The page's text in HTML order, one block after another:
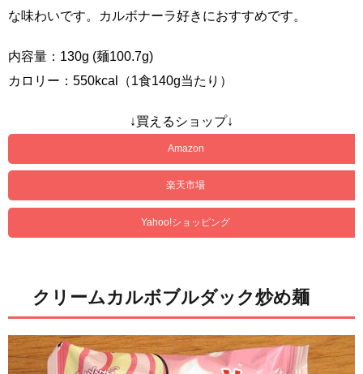
な味わいです。カルボナーラ好きにおすすめです。
内容量：130g (麺100.7g)
カロリー：550kcal（1食140g当たり）
↓買えるショップ↓
Amazon
楽天市場
Yahoo!ショッピング
クリームカルボブルダック炒め麺